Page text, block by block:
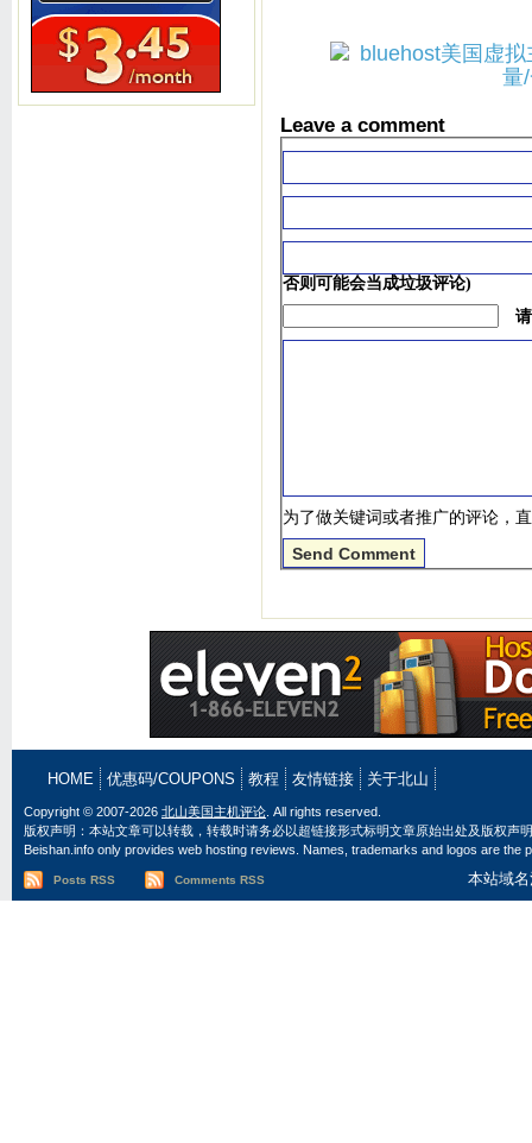
Leave a comment
否则可能会当成垃圾评论)
为了做关键词或者推广的评论，
HOME 优惠码/COUPONS 教程 友情链接 关于北山
Copyright © 2007-2026 北山美国主机评论 . All rights reserved.
版权声明：本站文章可以转载，转载时请务必以超链接形式标明文章原始出处及版权声
Beishan.info only provides web hosting reviews. Names, trademarks and logos are
Posts RSS Comments RSS 本站域